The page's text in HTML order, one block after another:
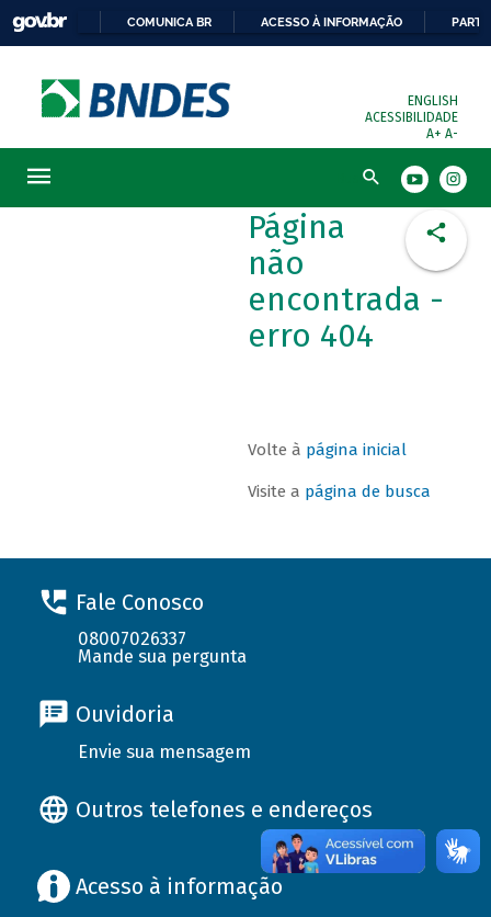
COMUNICA BR ACESSO À INFORMAÇÃO
ENGLISH
ACESSIBILIDADE
A+ A-
Busca
Página
não
encontrada -
erro 404
Volte à página inicial
Visite a página de busca
Fale Conosco
08007026337
Mande sua pergunta
Ouvidoria
Envie sua mensagem
Outros telefones e endereços
Acesso à informação